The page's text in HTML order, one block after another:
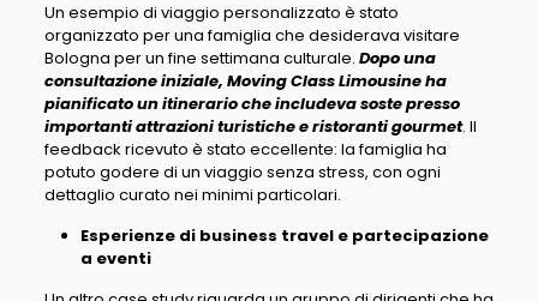
Un esempio di viaggio personalizzato è stato
organizzato per una famiglia che desiderava visitare
Bologna per un fine settimana culturale. Dopo una
consultazione iniziale, Moving Class Limousine ha
pianificato un itinerario che includeva soste presso
importanti attrazioni turistiche e ristoranti gourmet. Il
feedback ricevuto è stato eccellente: la famiglia ha
potuto godere di un viaggio senza stress, con ogni
dettaglio curato nei minimi particolari.
Esperienze di business travel e partecipazione
a eventi